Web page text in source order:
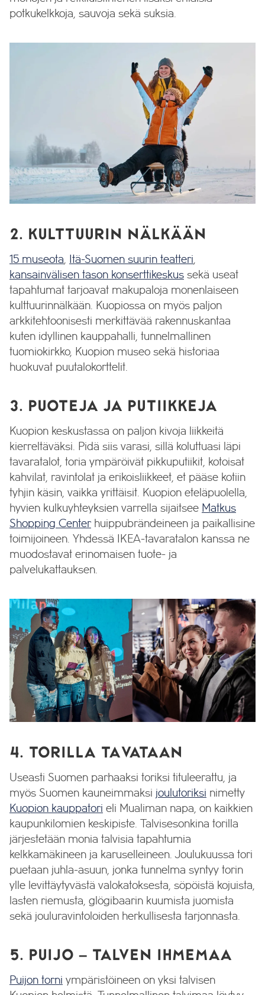
potkukelkkoja, sauvoja sekä suksia.
2. KULTTUURIN NÄLKÄÄN
15 museota Itä-Suomen suurin teatteri
kansainvälisen tason konserttikeskus sekä useat
tapahtumat tarjoavat makupaloja monenlaiseen
kulttuurinnälkään. Kuopiossa on myös paljon
arkkitehtoonisesti merkittävää rakennuskantaa
kuten idyllinen kauppahalli, tunnelmallinen
tuomiokirkko, Kuopion museo sekä historiaa
huokuvat puutalokorttelit.
3. PUOTEJA JA PUTIIKKEJA
Kuopion keskustassa on paljon kivoja liikkeitä
kierreltäväksi. Pidä siis varasi, sillä koluttuasi läpi
tavaratalot, toria ympäröivät pikkuputiikit, kotoisat
kahvilat, ravintolat ja erikoisliikkeet, et pääse kotiin
tyhjin käsin, vaikka yrittäisit. Kuopion eteläpuolella,
hyvien kulkuyhteyksien varrella sijaitsee Matkus
Shopping Centerhuippubrändeineen ja paikallisine
toimijoineen. Yhdessä IKEA-tavaratalon kanssa ne
muodostavat erinomaisen tuote- ja
palvelukattauksen.
4. TORILLA TAVATAAN
Useasti Suomen parhaaksi toriksi tituleerattu, ja
myös Suomen kauneimmaksi joulutoriksi nimetty
Kuopion kauppatori eli Mualiman napa, on kaikkien
kaupunkilomien keskipiste. Talvisesonkina torilla
järjestetään monia talvisia tapahtumia
kelkkamäkineen ja karuselleineen. Joulukuussa tori
puetaan juhla-asuun, jonka tunnelma syntyy torin
ylle levittäytyvästä valokatoksesta, söpöistä kojuista,
lasten riemusta, glögibaarin kuumista juomista
sekä jouluravintoloiden herkullisesta tarjonnasta.
5. PUIJO – TALVEN IHMEMAA
Puijon torni ympäristöineen on yksi talvisen